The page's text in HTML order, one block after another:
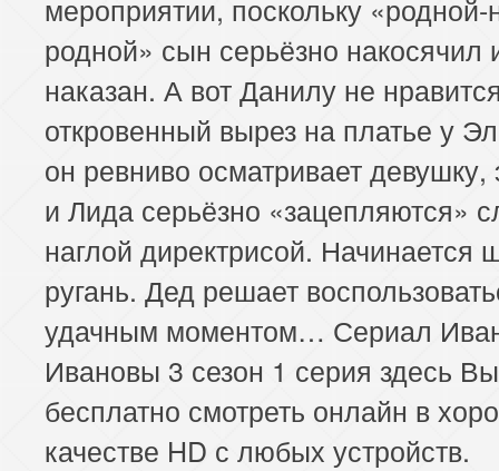
мероприятии, поскольку «родной-
родной» сын серьёзно накосячил
наказан. А вот Данилу не
откровенный вырез на платье у
он ревниво осматривает девушку,
и Лида серьёзно «зацепляются»
наглой директрисой. Начинается
ругань. Дед решает
удачным моментом… Сериал
Ивановы 3 сезон 1 серия здесь
бесплатно смотреть онлайн в
качестве HD с любых устройств.